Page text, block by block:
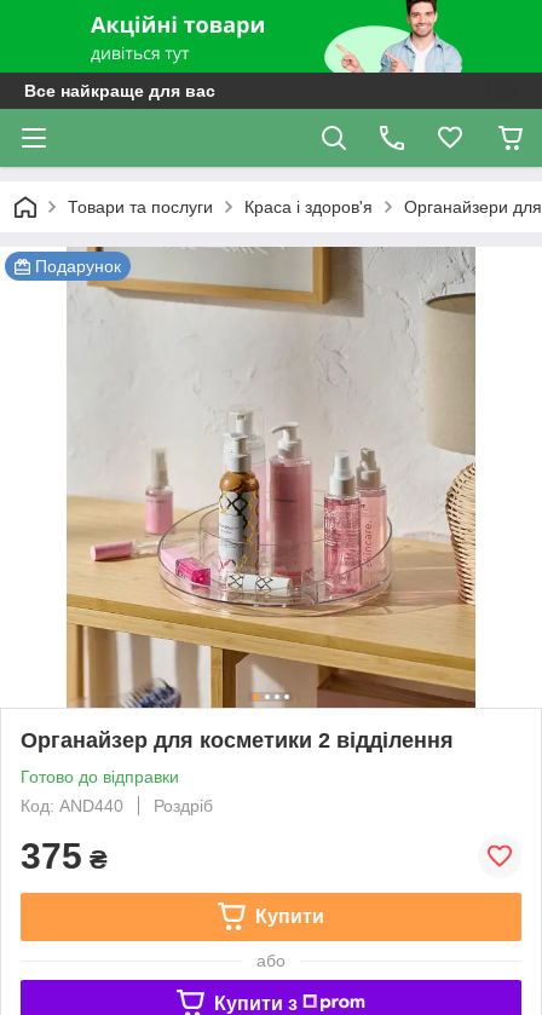
Все найкраще для вас
Товари та послуги Краса і здоров'я Органайзери
Подарунок
Органайзер для косметики 2 відділення
Готово до відправки
Код: AND440
Роздріб
375 ₴
Купити
або
Купити з